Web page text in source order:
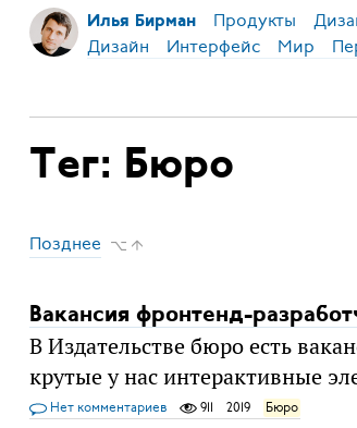
Илья Бирман Продукты
Дизайн Интерфейс Мир
Тег: Бюро
Позднее ⌥ ↑
Вакансия фронтенд-
В Издательстве бюро есть
крутые у нас интерактивные
Нет комментариев 911 2019 Бюро